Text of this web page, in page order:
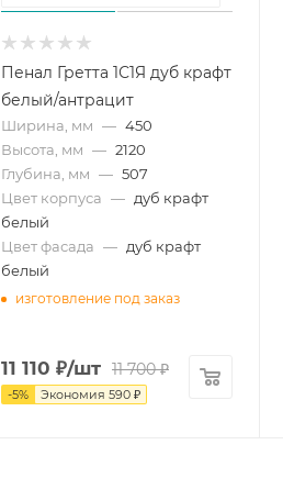
Пенал Гретта 1С1Я дуб крафт
белый/антрацит
Ширина, мм — 450
Высота, мм — 2120
Глубина, мм — 507
Цвет корпуса — дуб крафт
белый
Цвет фасада — дуб крафт
белый
изготовление под заказ
11 110 ₽/шт 11 700₽
-5% Экономия 590 ₽